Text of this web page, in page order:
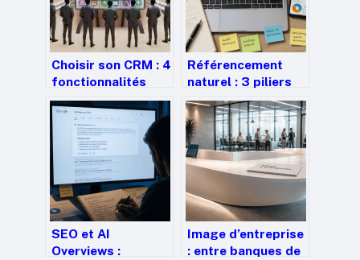
Choisir son CRM : 4
fonctionnalités
indispensables et
comparatif des
meilleures
solutions
Référencement
naturel : 3 piliers
techniques et 4
outils pour
propulser votre
visibilité sur
Google
SEO et AI
Overviews :
Image d’entreprise
: entre banques de